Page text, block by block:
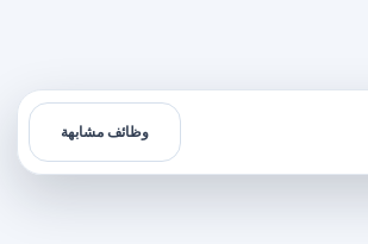
وظائف مشابهة